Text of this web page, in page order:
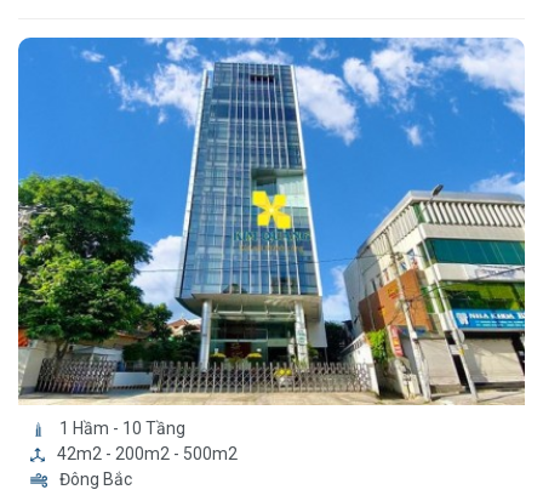
1 Hầm - 10 Tầng
42m2 - 200m2 - 500m2
Đông Bắc